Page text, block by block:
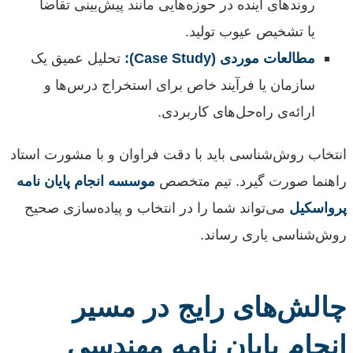
روندهای آینده در حوزه‌هایی مانند پیش‌بینی تقاضا
یا تشخیص عیوب تولید.
مطالعات موردی (Case Study):
تحلیل عمیق یک
سازمان یا فرآیند خاص برای استخراج درس‌ها و
ارائه‌ی راه‌حل‌های کاربردی.
انتخاب روش‌شناسی باید با دقت فراوان و با مشورت استاد
راهنما صورت گیرد. تیم متخصص موسسه انجام پایان نامه
پرواسکیل می‌تواند شما را در انتخاب و پیاده‌سازی صحیح
روش‌شناسی یاری رساند.
چالش‌های رایج در مسیر
انجام پایان نامه مهندسی